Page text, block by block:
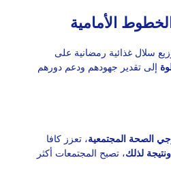
الأمامية
سلال غذائية رمضانية على
إلى تقدير جهودهم ودعم دورهم
الصحة المجتمعية، تعزز كافا
ونتيجة لذلك، تصبح المجتمعات أكثر